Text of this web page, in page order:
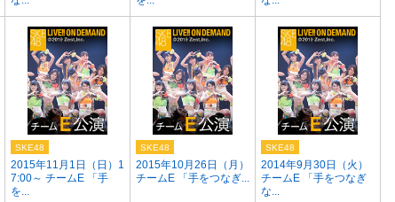
2015年11月1日（日）1
7:00～ チームE 「手
を...
SKE48
2015年10月26日（月）
チームE 「手をつなぎ...
SKE48
2014年9月30日（火）
チームE 「手をつなぎ
な...
SKE48